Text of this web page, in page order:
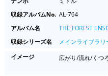
収録アルバムNo. AL-764
アルバム名
THE FOREST
収録シリーズ名
メインライブラリ
イメージ
広がり/流れ/くつ